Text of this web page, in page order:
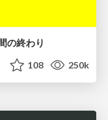
の終わり
108 250k